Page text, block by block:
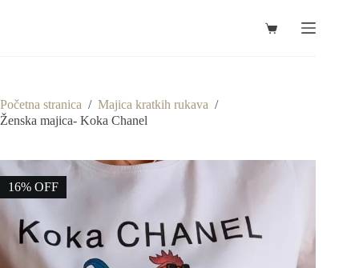
Košarica
Početna stranica / Majica kratkih rukava /
Ženska majica- Koka Chanel
16% OFF